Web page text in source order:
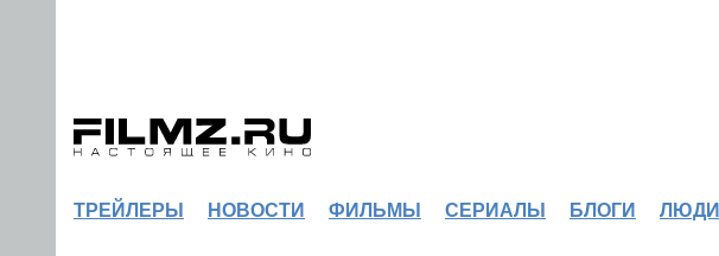
ТРЕЙЛЕРЫ НОВОСТИ ФИЛЬМЫ СЕРИАЛЫ БЛОГИ ЛЮДИ